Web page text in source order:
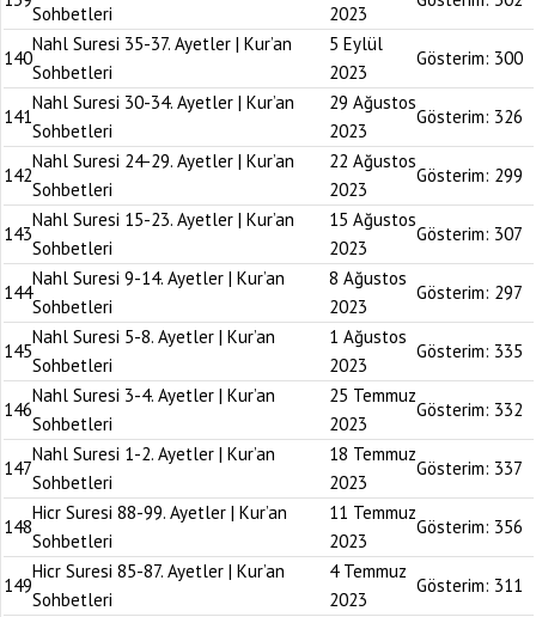
Sohbetleri
2023
140
Nahl Suresi 35-37. Ayetler | Kur’an
Sohbetleri
5 Eylül
2023
Gösterim: 300
141
Nahl Suresi 30-34. Ayetler | Kur’an
Sohbetleri
29 Ağustos
2023
Gösterim: 326
142
Nahl Suresi 24-29. Ayetler | Kur’an
Sohbetleri
22 Ağustos
2023
Gösterim: 299
143
Nahl Suresi 15-23. Ayetler | Kur’an
Sohbetleri
15 Ağustos
2023
Gösterim: 307
144
Nahl Suresi 9-14. Ayetler | Kur’an
Sohbetleri
8 Ağustos
2023
Gösterim: 297
145
Nahl Suresi 5-8. Ayetler | Kur’an
Sohbetleri
1 Ağustos
2023
Gösterim: 335
146
Nahl Suresi 3-4. Ayetler | Kur’an
Sohbetleri
25 Temmuz
2023
Gösterim: 332
147
Nahl Suresi 1-2. Ayetler | Kur’an
Sohbetleri
18 Temmuz
2023
Gösterim: 337
148
Hicr Suresi 88-99. Ayetler | Kur’an
Sohbetleri
11 Temmuz
2023
Gösterim: 356
149
Hicr Suresi 85-87. Ayetler | Kur’an
Sohbetleri
4 Temmuz
2023
Gösterim: 311